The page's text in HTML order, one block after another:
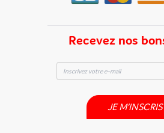
Recevez nos
JE M'INSCRIS